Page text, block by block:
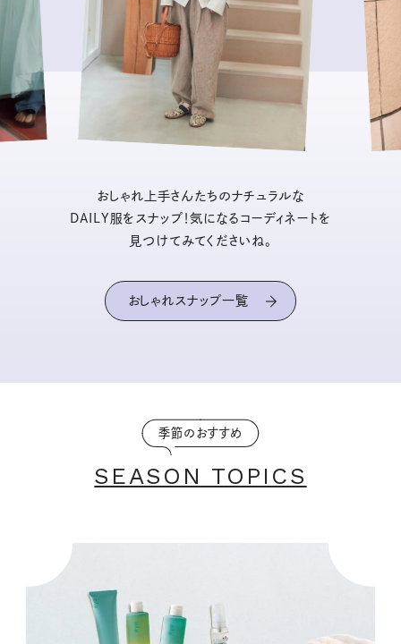
おしゃれ上手さんたちのナチュラルな
DAILY服をスナップ！気になるコーディネートを
見つけてみてくださいね。
おしゃれスナップ一覧
季節のおすすめ
SEASON TOPICS